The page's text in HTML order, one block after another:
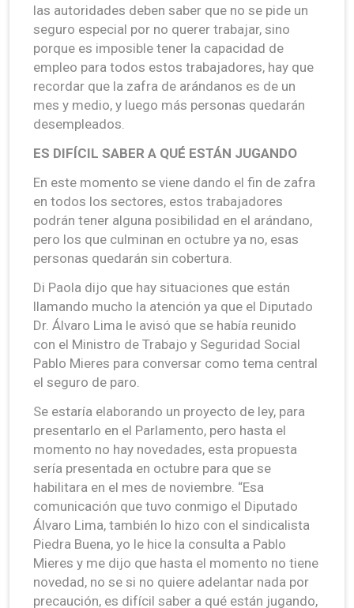
las autoridades deben saber que no se pide un
seguro especial por no querer trabajar, sino
porque es imposible tener la capacidad de
empleo para todos estos trabajadores, hay que
recordar que la zafra de arándanos es de un
mes y medio, y luego más personas quedarán
desempleados.
ES DIFÍCIL SABER A QUÉ ESTÁN JUGANDO
En este momento se viene dando el fin de zafra
en todos los sectores, estos trabajadores
podrán tener alguna posibilidad en el arándano,
pero los que culminan en octubre ya no, esas
personas quedarán sin cobertura.
Di Paola dijo que hay situaciones que están
llamando mucho la atención ya que el Diputado
Dr. Álvaro Lima le avisó que se había reunido
con el Ministro de Trabajo y Seguridad Social
Pablo Mieres para conversar como tema central
el seguro de paro.
Se estaría elaborando un proyecto de ley, para
presentarlo en el Parlamento, pero hasta el
momento no hay novedades, esta propuesta
sería presentada en octubre para que se
habilitara en el mes de noviembre. “Esa
comunicación que tuvo conmigo el Diputado
Álvaro Lima, también lo hizo con el sindicalista
Piedra Buena, yo le hice la consulta a Pablo
Mieres y me dijo que hasta el momento no tiene
novedad, no se si no quiere adelantar nada por
precaución, es difícil saber a qué están jugando,